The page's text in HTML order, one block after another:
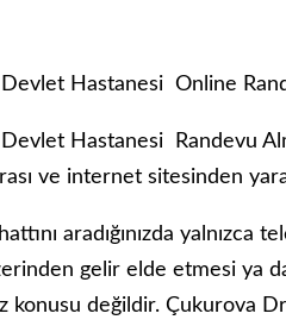
Hastanesi Online
Hastanesi Randevu
ve internet sitesinden
aradığınızda
gelir elde etmesi ya
konusu değildir. Çukurova